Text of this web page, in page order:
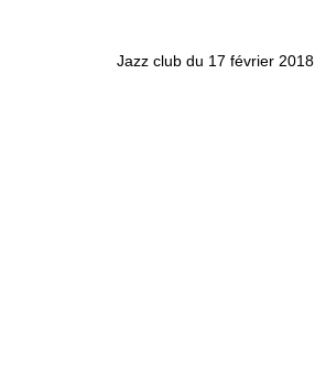
Jazz club du 17 février 2018